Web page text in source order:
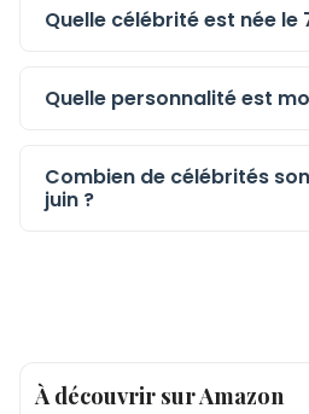
Quelle célébrité est née le
Quelle personnalité est
Combien de célébrités
juin ?
À découvrir sur Amazon